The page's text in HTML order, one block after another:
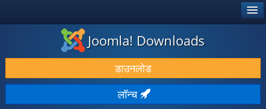
डाउनलोड करें और बढ़ाएं
खोजें और जानें
सामुदायिक समर्थन
Joomla! Downloads
डाउनलोड
लॉन्च